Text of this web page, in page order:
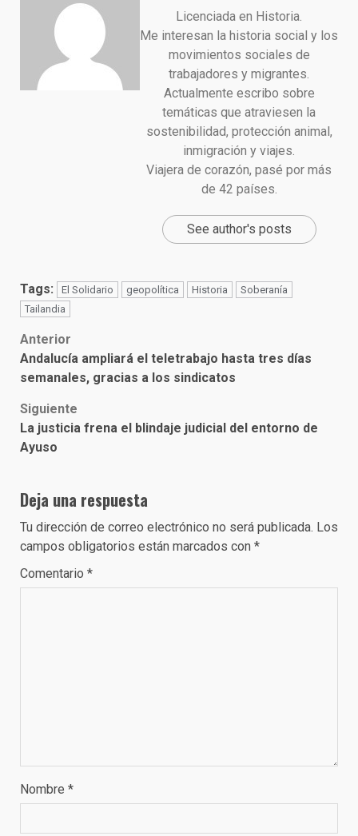
Licenciada en Historia.
Me interesan la historia social y los
movimientos sociales de
trabajadores y migrantes.
Actualmente escribo sobre
temáticas que atraviesen la
sostenibilidad, protección animal,
inmigración y viajes.
Viajera de corazón, pasé por más
de 42 países.
See author's posts
Tags: El Solidario geopolítica Historia
Soberanía
Tailandia
Post
navigation
Anterior
Andalucía ampliará el teletrabajo hasta tres días
semanales, gracias a los sindicatos
Siguiente
La justicia frena el blindaje judicial del entorno de
Ayuso
Deja una respuesta
Tu dirección de correo electrónico no será publicada. Los
campos obligatorios están marcados con *
Comentario *
Nombre *